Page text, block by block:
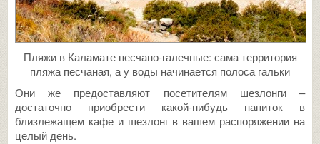
Пляжи в Каламате песчано-галечные: сама территория
пляжа песчаная, а у воды начинается полоса гальки
Они же предоставляют посетителям шезлонги –
достаточно приобрести какой-нибудь напиток в
близлежащем кафе и шезлонг в вашем распоряжении на
целый день.